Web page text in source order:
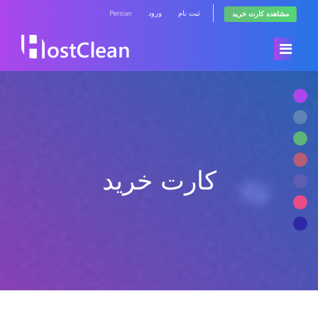
Persian ورود ثبت نام مشاهده کارت خرید
کارت خرید